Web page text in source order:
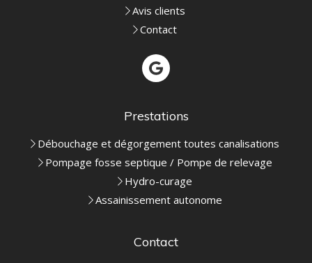
Avis clients
Contact
Prestations
Débouchage et dégorgement toutes canalisations
Pompage fosse septique / Pompe de relevage
Hydro-curage
Assainissement autonome
Contact